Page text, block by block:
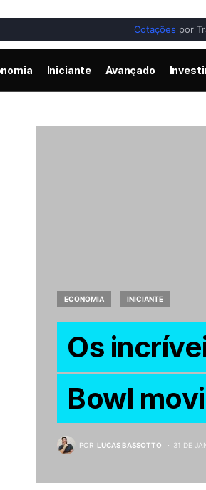
Cotações por
Iniciante Avançado
ECONOMIA INICIANTE
Os
Bowl
POR LUCAS BASSOTTO 31 DE